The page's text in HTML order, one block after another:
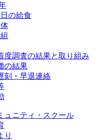
の給食
度調査の結果と取り組み
の結果
刻・早退連絡
ュニティ・スクール
り